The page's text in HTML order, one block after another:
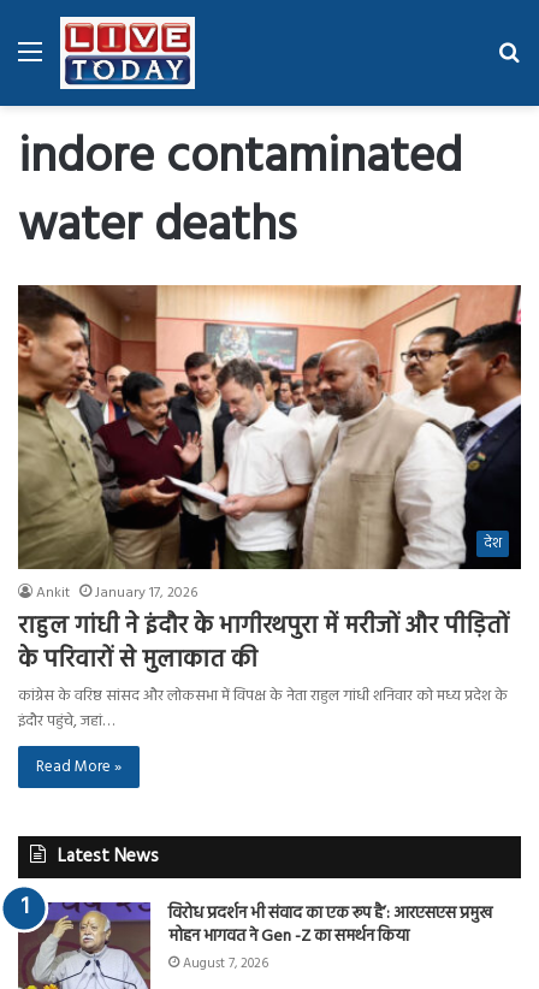
Menu
indore contaminated
water deaths
देश
Ankit January 17, 2026
राहुल गांधी ने इंदौर के भागीरथपुरा में मरीजों और पीड़ितों
के परिवारों से मुलाकात की
कांग्रेस के वरिष्ठ सांसद और लोकसभा में विपक्ष के नेता राहुल गांधी शनिवार को मध्य प्रदेश के
इंदौर पहुंचे, जहां…
Read More »
Latest News
विरोध प्रदर्शन भी संवाद का एक रूप है’: आरएसएस प्रमुख
मोहन भागवत ने Gen -Z का समर्थन किया
August 7, 2026